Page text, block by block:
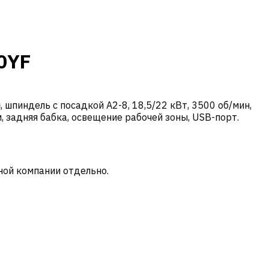
с посадкой A2-8, 18,5/22 кВт, 3500 об/мин,
бабка, освещение рабочей зоны, USB-порт.
компании отдельно.